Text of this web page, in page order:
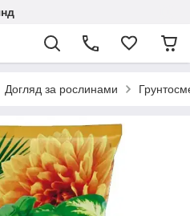
Догляд за рослинами